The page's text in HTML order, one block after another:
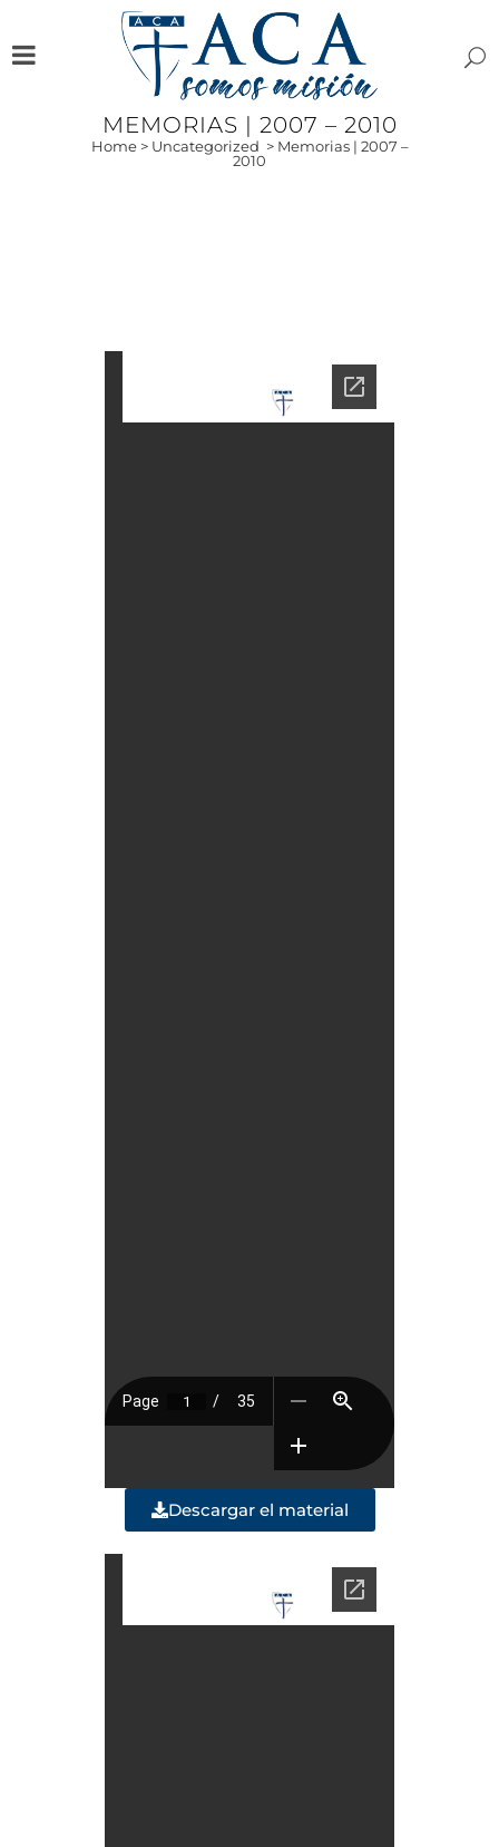
MEMORIAS | 2007 – 2010
Home> Uncategorized > Memorias | 2007 –
2010
Descargar el material